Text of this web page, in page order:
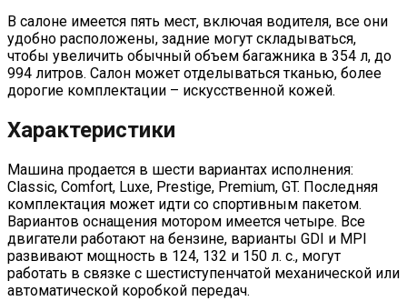
В салоне имеется пять мест, включая водителя, все они
удобно расположены, задние могут складываться,
чтобы увеличить обычный объем багажника в 354 л, до
994 литров. Салон может отделываться тканью, более
дорогие комплектации – искусственной кожей.
Характеристики
Машина продается в шести вариантах исполнения:
Classic, Comfort, Luxe, Prestige, Premium, GT. Последняя
комплектация может идти со спортивным пакетом.
Вариантов оснащения мотором имеется четыре. Все
двигатели работают на бензине, варианты GDI и MPI
развивают мощность в 124, 132 и 150 л. с., могут
работать в связке с шестиступенчатой механической или
автоматической коробкой передач.